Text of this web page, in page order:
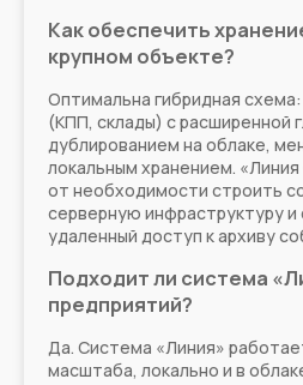
Как обеспечить
крупном объекте?
Оптимальна гибридная
(КПП, склады) с расширенной
дублированием на облаке,
локальным хранением.
от необходимости строить
серверную инфраструктуру
удаленный доступ к архиву
Подходит ли система
предприятий?
Да. Система «Линия»
масштаба, локально и в